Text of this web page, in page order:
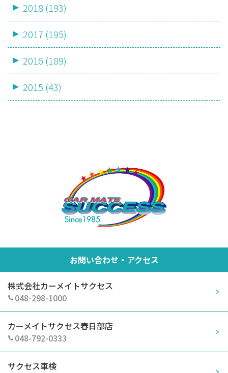
2018 (193)
2017 (195)
2016 (189)
2015 (43)
お問い合わせ・アクセス
株式会社カーメイトサクセス
048-298-1000
カーメイトサクセス春日部店
048-792-0333
サクセス車検